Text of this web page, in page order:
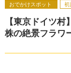
おでかけスポット 初
【東京ドイツ
株の絶景フラワ